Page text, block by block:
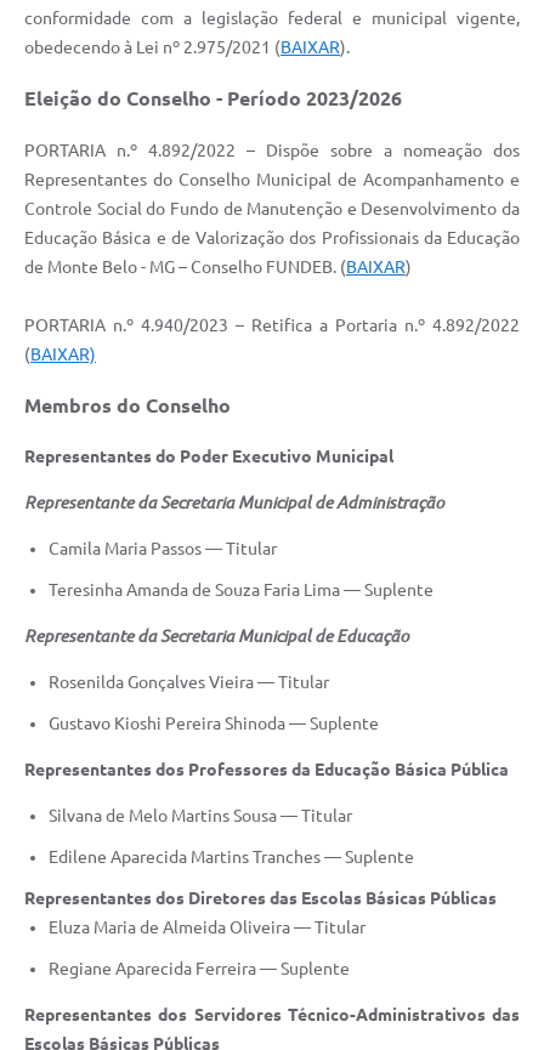
conformidade com a legislação federal e municipal vigente,
obedecendo à Lei nº 2.975/2021 (BAIXAR).
Eleição do Conselho - Período 2023/2026
PORTARIA n.º 4.892/2022 – Dispõe sobre a nomeação dos
Representantes do Conselho Municipal de Acompanhamento e
Controle Social do Fundo de Manutenção e Desenvolvimento da
Educação Básica e de Valorização dos Profissionais da Educação
de Monte Belo - MG – Conselho FUNDEB. (BAIXAR)
PORTARIA n.º 4.940/2023 – Retifica a Portaria n.º 4.892/2022
(BAIXAR)
Membros do Conselho
Representantes do Poder Executivo Municipal
Representante da Secretaria Municipal de Administração
Camila Maria Passos — Titular
Teresinha Amanda de Souza Faria Lima — Suplente
Representante da Secretaria Municipal de Educação
Rosenilda Gonçalves Vieira — Titular
Gustavo Kioshi Pereira Shinoda — Suplente
Representantes dos Professores da Educação Básica Pública
Silvana de Melo Martins Sousa — Titular
Edilene Aparecida Martins Tranches — Suplente
Representantes dos Diretores das Escolas Básicas Públicas
Eluza Maria de Almeida Oliveira — Titular
Regiane Aparecida Ferreira — Suplente
Representantes dos Servidores Técnico-Administrativos das
Escolas Básicas Públicas